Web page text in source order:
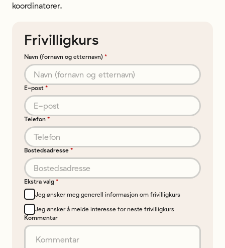
koordinatorer.
Frivilligkurs
Navn (fornavn og etternavn) *
E-post *
Telefon *
Bostedsadresse *
Ekstra valg *
Jeg ønsker meg generell informasjon om frivilligkurs
Jeg ønsker å melde interesse for neste frivilligkurs
Kommentar